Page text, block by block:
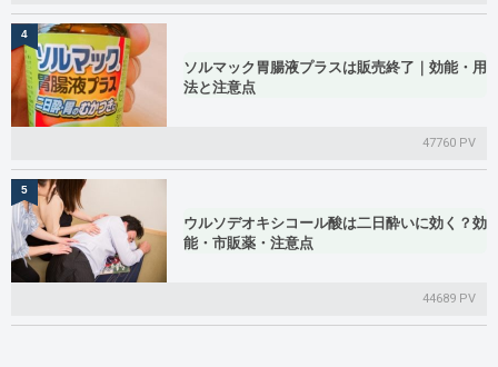
4
ソルマック胃腸液プラスは販売終了｜効能・用
法と注意点
47760 PV
5
ウルソデオキシコール酸は二日酔いに効く？効
能・市販薬・注意点
44689 PV